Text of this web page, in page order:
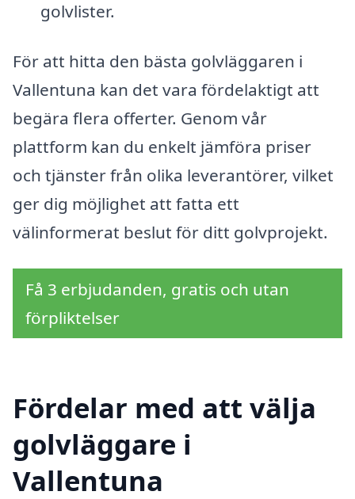
golvlister.
För att hitta den bästa golvläggaren i
Vallentuna kan det vara fördelaktigt att
begära flera offerter. Genom vår
plattform kan du enkelt jämföra priser
och tjänster från olika leverantörer, vilket
ger dig möjlighet att fatta ett
välinformerat beslut för ditt golvprojekt.
Få 3 erbjudanden, gratis och utan
förpliktelser
Fördelar med att välja
golvläggare i
Vallentuna